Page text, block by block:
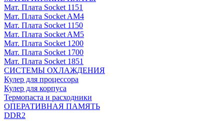
Мат. Плата Socket 1151
Мат. Плата Socket AM4
Мат. Плата Socket 1150
Мат. Плата Socket AM5
Мат. Плата Socket 1200
Мат. Плата Socket 1700
Мат. Плата Socket 1851
СИСТЕМЫ ОХЛАЖДЕНИЯ
Кулер для процессора
Кулер для корпуса
Термопаста и расходники
ОПЕРАТИВНАЯ ПАМЯТЬ
DDR2